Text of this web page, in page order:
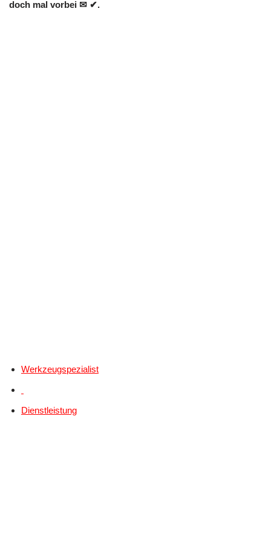
doch mal vorbei ✉ ✔.
Werkzeugspezialist
Dienstleistung